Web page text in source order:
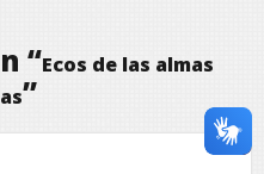
“Ecos de las almas
”